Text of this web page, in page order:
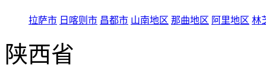
拉萨市 日喀则市 昌都市 山南地区 那曲地区 阿里地区 林
陕西省